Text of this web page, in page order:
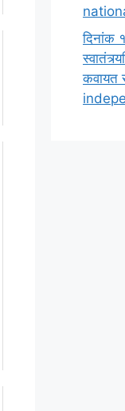
दिनांक
कवायत